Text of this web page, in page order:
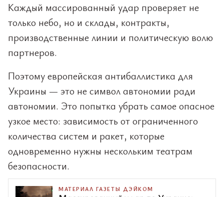
Каждый массированный удар проверяет не
только небо, но и склады, контракты,
производственные линии и политическую волю
партнеров.
Поэтому европейская антибаллистика для
Украины — это не символ автономии ради
автономии. Это попытка убрать самое опасное
узкое место: зависимость от ограниченного
количества систем и ракет, которые
одновременно нужны нескольким театрам
безопасности.
МАТЕРИАЛ ГАЗЕТЫ ДЭЙКОМ